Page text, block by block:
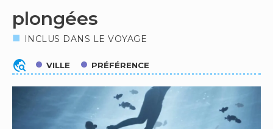
plongées
INCLUS DANS LE VOYAGE
travel_explore VILLE PRÉFÉRENCE